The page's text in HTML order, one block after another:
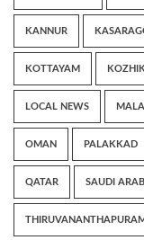
KANNUR
KOTTAYAM
LOCAL NEWS
OMAN PALAKKAD
QATAR SAUDI